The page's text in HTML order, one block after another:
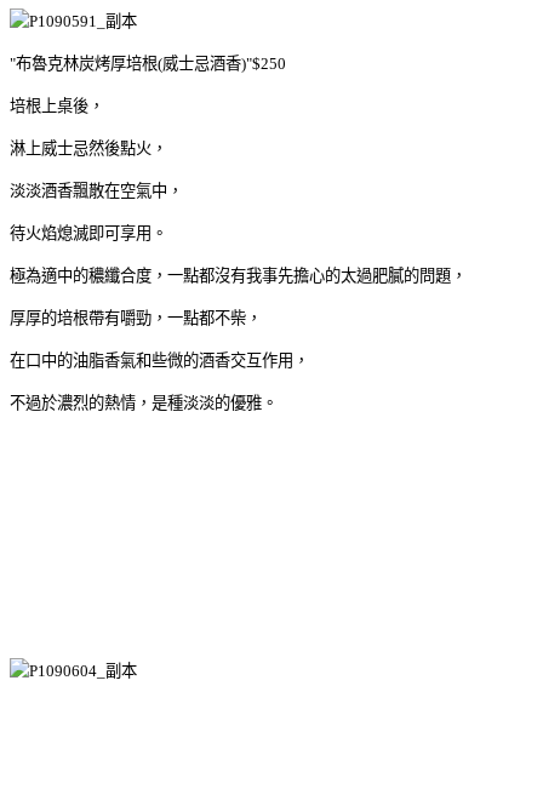
"布魯克林炭烤厚培根(威士忌酒香)"$250
培根上桌後，
淋上威士忌然後點火，
淡淡酒香飄散在空氣中，
待火焰熄滅即可享用。
極為適中的穠纖合度，一點都沒有我事先擔心的太過肥膩的問題，
厚厚的培根帶有嚼勁，一點都不柴，
在口中的油脂香氣和些微的酒香交互作用，
不過於濃烈的熱情，是種淡淡的優雅。